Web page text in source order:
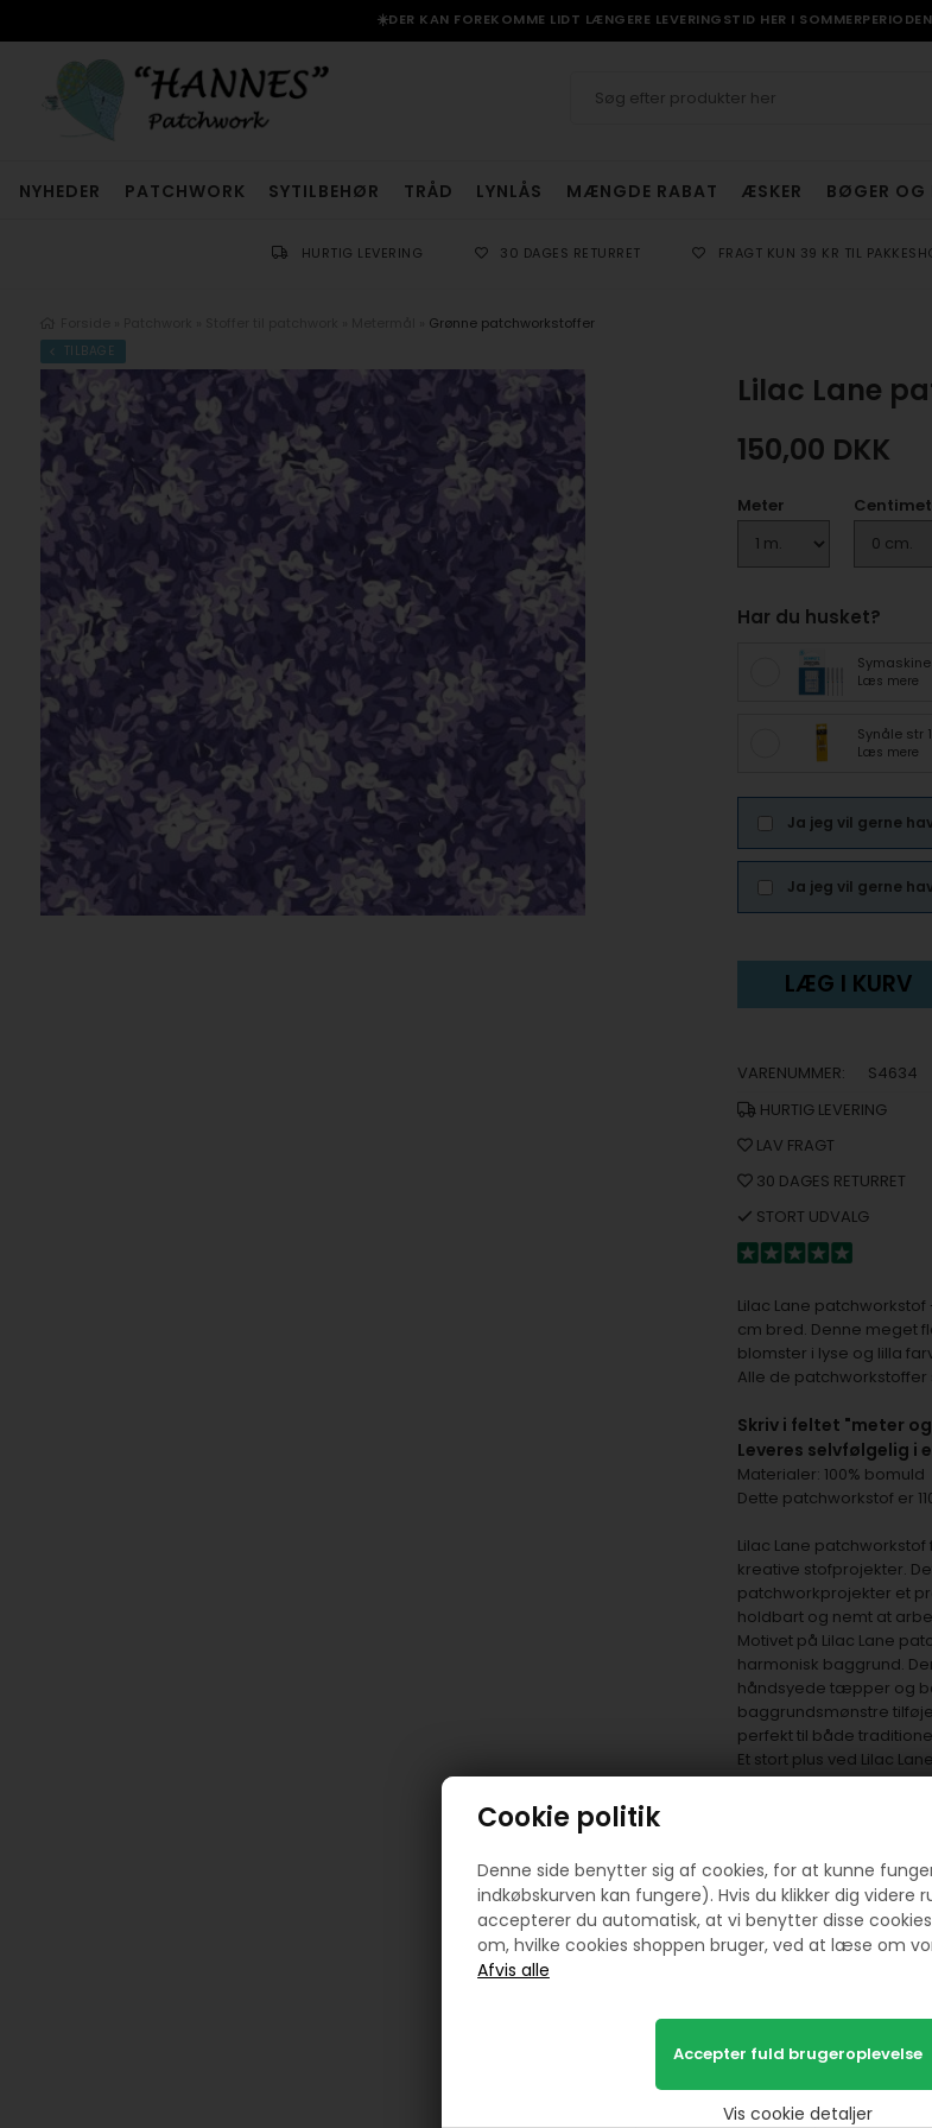
Cookie politik
Denne side benytter sig af cookies, for at kunne
indkøbskurven kan fungere). Hvis du klikker dig videre
accepterer du automatisk, at vi benytter disse
om, hvilke cookies shoppen bruger, ved at læse om
Vis cookie detaljer
☀️DER KAN FOREKOMME LIDT LÆNGERE LEVERINGSTID HER I
NYHEDER PATCHWORK SYTILBEHØR TRÅD LYNLÅS MÆNGDE RABAT ÆSKER BØGER OG
HURTIG LEVERING 30 DAGES RETURRET FRAGT KUN 39 KR TIL
Grønne patchworkstoffer
TILBAGE
Lilac Lane
150,00 DKK
Meter
Har du husket?
Læs mere
Synåle str
Læs mere
Ja jeg vil gerne
Ja jeg vil gerne
LÆG I KURV
VARENUMMER:
S4634
HURTIG LEVERING
LAV FRAGT
30 DAGES RETURRET
STORT UDVALG
Lilac Lane
cm bred. Denne meget
blomster i lyse og lilla
Alle de
Skriv i feltet "meter
Leveres selvfølgelig i
Materialer: 100% bomuld
Dette patchworkstof er
Lilac Lane
kreative stofprojekter.
patchworkprojekter et
holdbart og nemt at
Motivet på Lilac Lane
harmonisk baggrund.
håndsyede tæpper og
baggrundsmønstre
perfekt til både
Et stort plus ved Lilac
kollektion. Dette giver
farver, som passer
dekorative
Maywood Studio stof er
patchworkprojekter
gennem både vask og
resultater i alle typer
Når du vælger Lilac
kvalitet og smukke
nybegynder eller
tæpper, dekorative
patchworkstof er det
kreative muligheder.